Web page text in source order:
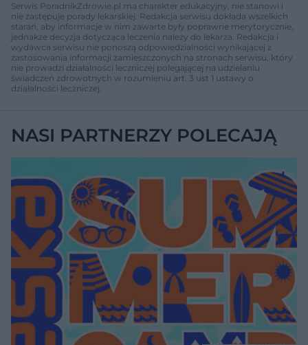
Serwis PoradnikZdrowie.pl ma charakter edukacyjny, nie stanowi i
nie zastępuje porady lekarskiej. Redakcja serwisu dokłada wszelkich
starań, aby informacje w nim zawarte były poprawne merytorycznie,
jednakże decyzja dotycząca leczenia należy do lekarza. Redakcja i
wydawca serwisu nie ponoszą odpowiedzialności wynikającej z
zastosowania informacji zamieszczonych na stronach serwisu, który
nie prowadzi działalności leczniczej polegającej na udzielaniu
świadczeń zdrowotnych w rozumieniu art. 3 ust 1 ustawy o
działalności leczniczej.
NASI PARTNERZY POLECAJĄ